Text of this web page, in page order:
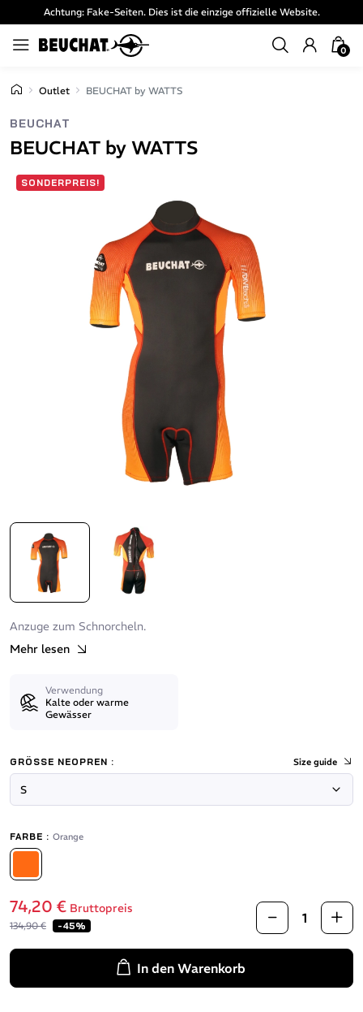
Achtung: Fake-Seiten. Dies ist die einzige offizielle Website.
0
Outlet BEUCHAT by WATTS
SONDERPREIS!
BEUCHAT
BEUCHAT by WATTS
Anzuge zum Schnorcheln.
Mehr lesen
Verwendung
Kalte oder warme
Gewässer
GRÖSSE NEOPREN : Size guide
FARBE : Orange
Orange
74,20 € Bruttopreis
134,90 € -45%
In den Warenkorb